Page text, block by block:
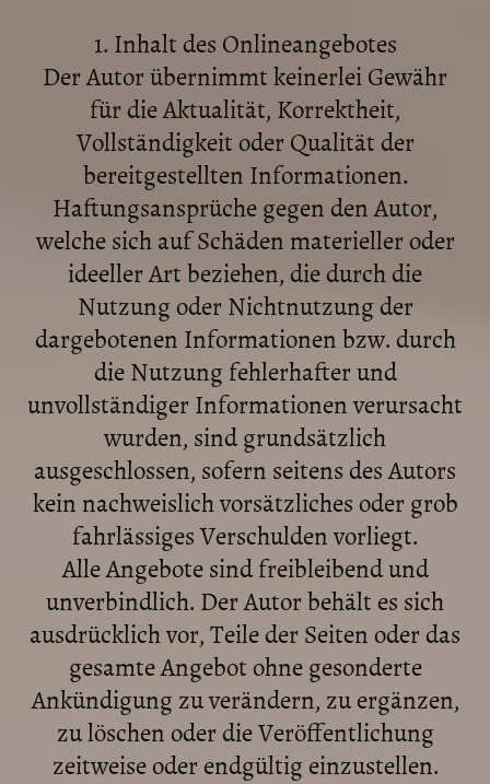
1. Inhalt des Onlineangebotes
Der Autor übernimmt keinerlei Gewähr
für die Aktualität, Korrektheit,
Vollständigkeit oder Qualität der
bereitgestellten Informationen.
Haftungsansprüche gegen den Autor,
welche sich auf Schäden materieller oder
ideeller Art beziehen, die durch die
Nutzung oder Nichtnutzung der
dargebotenen Informationen bzw. durch
die Nutzung fehlerhafter und
unvollständiger Informationen verursacht
wurden, sind grundsätzlich
ausgeschlossen, sofern seitens des Autors
kein nachweislich vorsätzliches oder grob
fahrlässiges Verschulden vorliegt.
Alle Angebote sind freibleibend und
unverbindlich. Der Autor behält es sich
ausdrücklich vor, Teile der Seiten oder das
gesamte Angebot ohne gesonderte
Ankündigung zu verändern, zu ergänzen,
zu löschen oder die Veröffentlichung
zeitweise oder endgültig einzustellen.